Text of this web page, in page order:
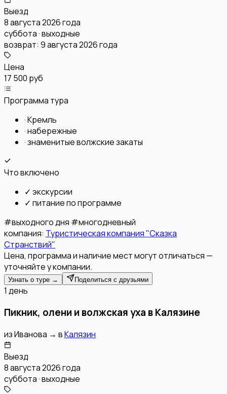
Выезд
8 августа 2026 года
суббота · выходные
возврат: 9 августа 2026 года
Цена
17 500 руб
Программа тура
·Кремль
·набережные
·знаменитые волжские закаты
Что включено
✓ экскурсии
✓ питание по программе
#выходного дня #многодневный
компания: Туристическая компания "Сказка
Странствий"
Цена, программа и наличие мест могут отличаться —
уточняйте у компании.
Узнать о туре → Поделиться с друзьями
1 день
Пикник, олени и волжская уха в Калязине
изИванова → вКалязин
Выезд
8 августа 2026 года
суббота · выходные